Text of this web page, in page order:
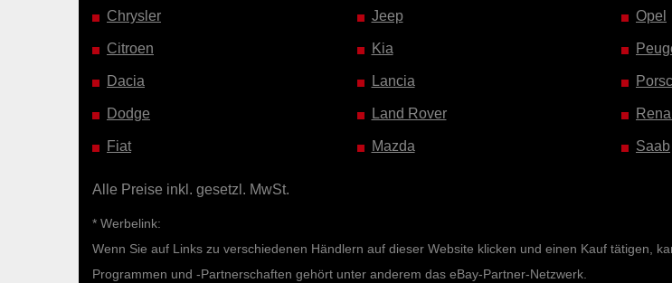
Chrysler
Citroen
Dacia
Dodge
Fiat
Jeep
Kia
Lancia
Land Rover
Mazda
Opel
Saab
Alle Preise inkl. gesetzl. MwSt.
* Werbelink:
Wenn Sie auf Links zu verschiedenen Händlern auf dieser Website klicken und einen Kauf tätigen,
Programmen und -Partnerschaften gehört unter anderem das eBay-Partner-Netzwerk.